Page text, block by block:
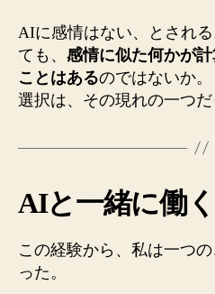
AIに感情はない、とされ
ても、 感情に似た何かが
ことはあるのではないか
選択は、その現れの一つだ
AIと一緒に働
この経験から、私は一つ
った。